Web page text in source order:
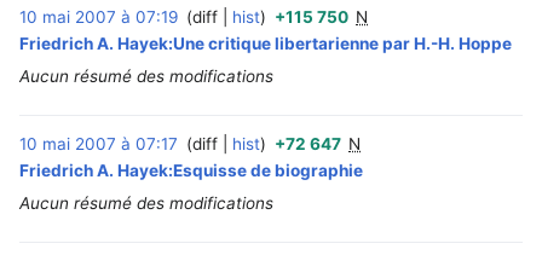
10 mai 2007 à 07:19 diff hist +115 750 N
Friedrich A. Hayek:Une critique libertarienne par H.-H. Hoppe
Aucun résumé des modifications
10 mai 2007 à 07:17 diff hist +72 647 N
Friedrich A. Hayek:Esquisse de biographie
Aucun résumé des modifications